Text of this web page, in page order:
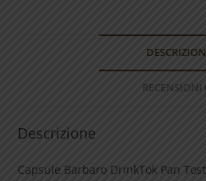
RECENSIONI
Descrizione
Capsule Barbaro DrinkTok Pan